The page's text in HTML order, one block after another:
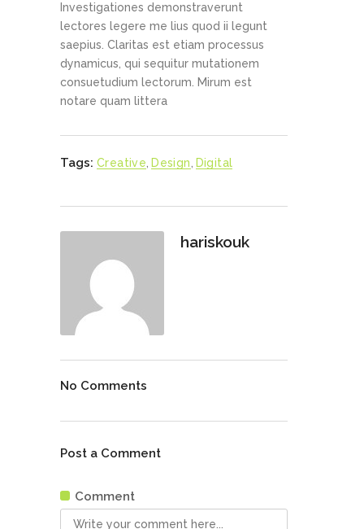
Investigationes demonstraverunt
lectores legere me lius quod ii legunt
saepius. Claritas est etiam processus
dynamicus, qui sequitur mutationem
consuetudium lectorum. Mirum est
notare quam littera
Tags: Creative, Design, Digital
hariskouk
No Comments
Post a Comment
Comment